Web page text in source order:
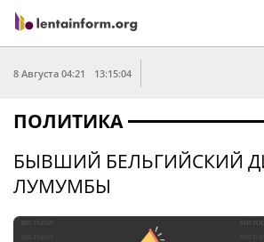
8 Августа 04:21 13:15:04
ПОЛИТИКА
БЫВШИЙ БЕЛЬГИЙСКИЙ
ЛУМУМБЫ